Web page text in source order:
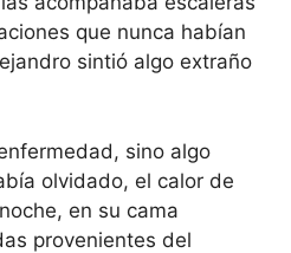
que nunca habían
sintió algo extraño
sino algo
olvidado, el calor de
en su cama
provenientes del